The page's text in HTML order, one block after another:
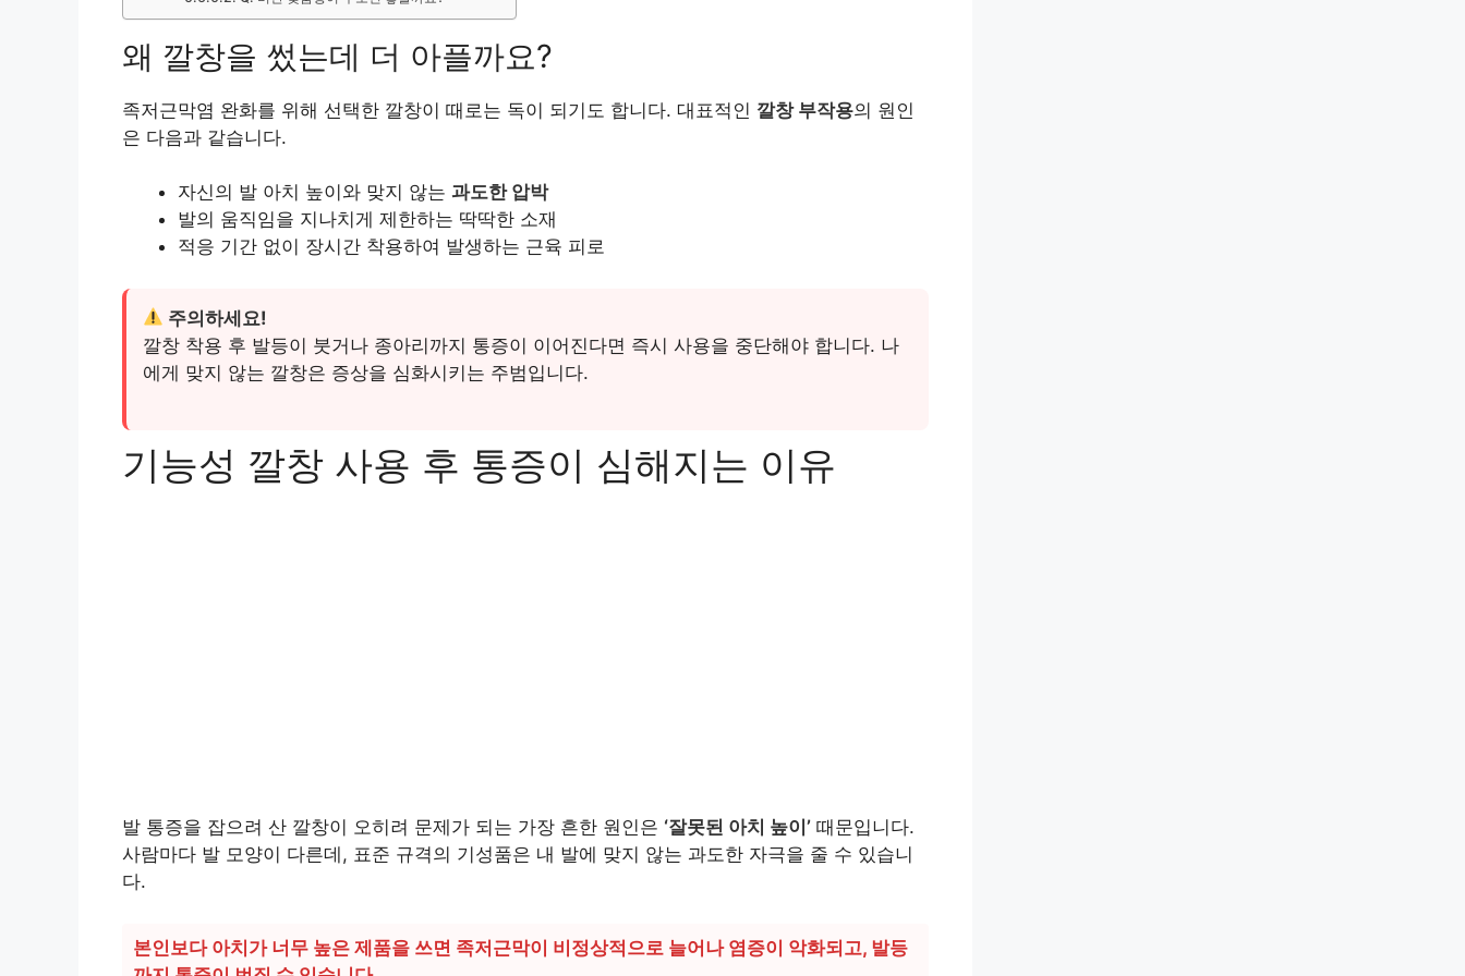
왜 깔창을 썼는데 더 아플까요?
족저근막염 완화를 위해 선택한 깔창이 때로는 독이 되기도 합니다. 대표적인 깔창 부작용의 원인
은 다음과 같습니다.
자신의 발 아치 높이와 맞지 않는 과도한 압박
발의 움직임을 지나치게 제한하는 딱딱한 소재
적응 기간 없이 장시간 착용하여 발생하는 근육 피로
주의하세요!
깔창 착용 후 발등이 붓거나 종아리까지 통증이 이어진다면 즉시 사용을 중단해야 합니다. 나
에게 맞지 않는 깔창은 증상을 심화시키는 주범입니다.
기능성 깔창 사용 후 통증이 심해지는 이유
발 통증을 잡으려 산 깔창이 오히려 문제가 되는 가장 흔한 원인은 ‘잘못된 아치 높이’ 때문입니다.
사람마다 발 모양이 다른데, 표준 규격의 기성품은 내 발에 맞지 않는 과도한 자극을 줄 수 있습니
다.
본인보다 아치가 너무 높은 제품을 쓰면 족저근막이 비정상적으로 늘어나 염증이 악화되고, 발등